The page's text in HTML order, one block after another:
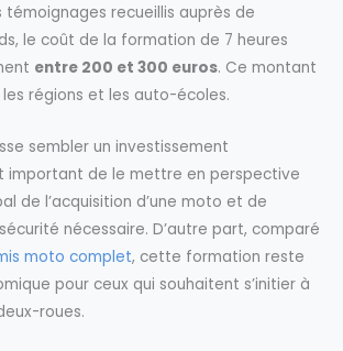
recueillis auprès de
le coût de la formation de 7 heures
entre 200 et 300 euros. Ce montant
régions et les auto-écoles.
sembler un investissement
important de le mettre en perspective
de l’acquisition d’une moto et de
nécessaire. D’autre part, comparé
moto complet, cette formation reste
pour ceux qui souhaitent s’initier à
roues.